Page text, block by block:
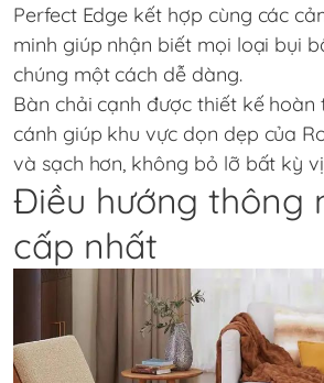
Perfect Edge kết hợp cùng các
minh giúp nhận biết mọi loại bụi
chúng một cách dễ dàng.
Bàn chải cạnh được thiết kế hoàn
cánh giúp khu vực dọn dẹp của
và sạch hơn, không bỏ lỡ bất kỳ
Điều hướng thông
cấp nhất